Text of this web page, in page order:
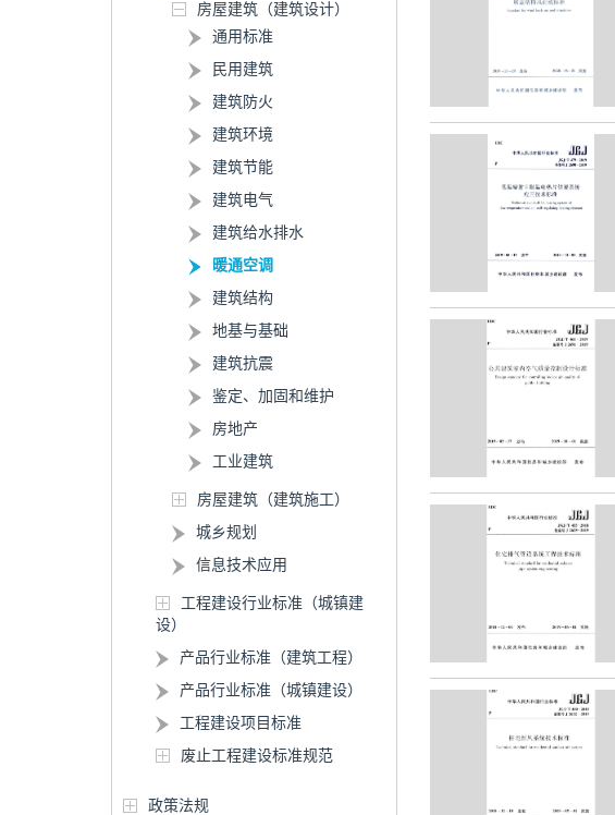
房屋建筑（建筑设计）
通用标准
民用建筑
建筑防火
建筑环境
建筑节能
建筑电气
建筑给水排水
暖通空调
建筑结构
地基与基础
建筑抗震
鉴定、加固和维护
房地产
工业建筑
房屋建筑（建筑施工）
城乡规划
信息技术应用
工程建设行业标准（城镇建
设）
产品行业标准（建筑工程）
产品行业标准（城镇建设）
工程建设项目标准
废止工程建设标准规范
政策法规